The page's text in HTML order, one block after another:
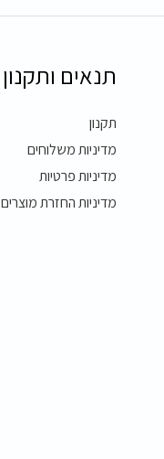
תנאים ותקנון
תקנון
מדיניות משלוחים
מדיניות פרטיות
מדיניות החזרת מוצרים